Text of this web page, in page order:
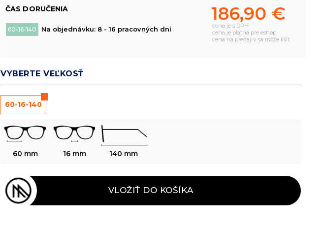
ČAS DORUČENIA
60-16-140 Na objednávku: 8 - 16 pracovných dní
186,90 €
cena je s DPH
cena je platná pre eshop
cena na predajni sa môže líšiť
VYBERTE VEĽKOSŤ
60-16-140
60 mm 16 mm 140 mm
VLOŽIŤ DO KOŠÍKA